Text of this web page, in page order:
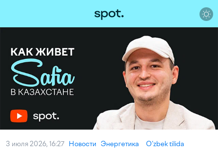
3 июля 2026, 16:27 Новости Энергетика O‘zbek tilida